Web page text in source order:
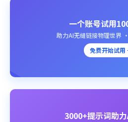
一个账号试用
助力AI无缝链接物理世界
免费开始试
3000+提示词助